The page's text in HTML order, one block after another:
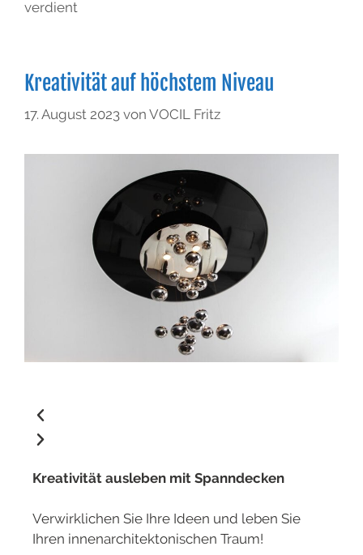
verdient
Kreativität auf höchstem Niveau
17. August 2023 von VOCIL Fritz
Kreativität ausleben mit Spanndecken
Verwirklichen Sie Ihre Ideen und leben Sie
Ihren innenarchitektonischen Traum!